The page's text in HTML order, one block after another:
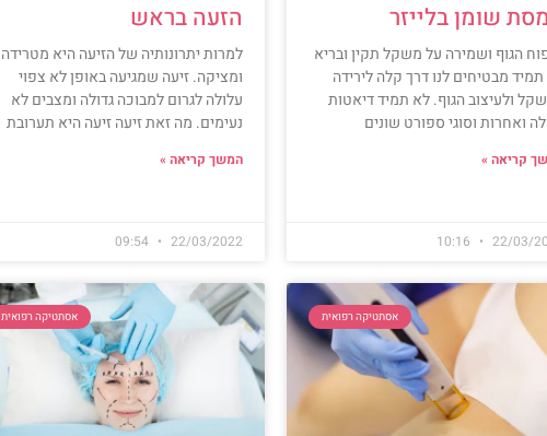
שומן בלייזר
הגוף ושמירה על משקל תקין ובריא
מבטיחים לנו דרך קלה לירידה
ולעיצוב הגוף. לא תמיד דיאטות
ואחרות וסוגי ספורט שונים
קריאה »
22/03/
הזעה בראש
למרות יתרונותיה של הזיעה היא מטרידה
ומציקה. זיעה שמגיעה באופן לא צפוי
עלולה לגרום למבוכה גדולה ומצבים לא
נעימים. מה זאת זיעה זיעה היא תערובת
המשך קריאה »
22/03/2022
אסתטיקה רפואית אסתטיקה רפואית